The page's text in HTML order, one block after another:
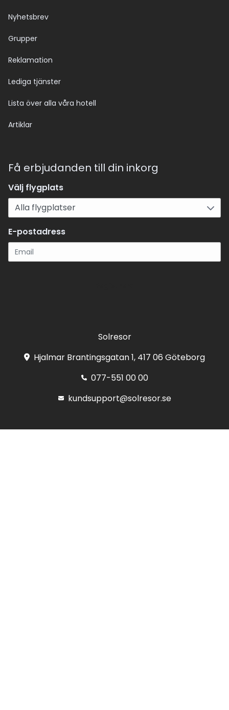
Nyhetsbrev
Grupper
Reklamation
Lediga tjänster
Lista över alla våra hotell
Artiklar
Få erbjudanden till din inkorg
Välj flygplats
E-postadress
Solresor
Hjalmar Brantingsgatan 1, 417 06 Göteborg
077-551 00 00
kundsupport@solresor.se